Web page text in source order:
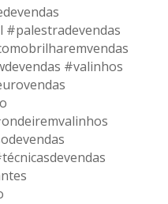
#valinhos